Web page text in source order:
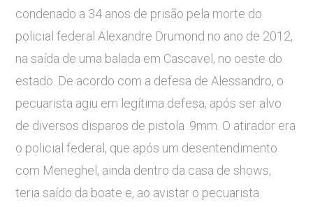
condenado a 34 anos de prisão pela morte do
policial federal Alexandre Drumond no ano de 2012,
na saída de uma balada em Cascavel, no oeste do
estado. De acordo com a defesa de Alessandro, o
pecuarista agiu em legítima defesa, após ser alvo
de diversos disparos de pistola .9mm. O atirador era
o policial federal, que após um desentendimento
com Meneghel, ainda dentro da casa de shows,
teria saído da boate e, ao avistar o pecuarista